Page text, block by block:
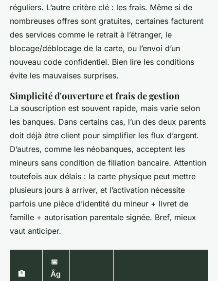
réguliers. L’autre critère clé : les frais. Même si de
nombreuses offres sont gratuites, certaines facturent
des services comme le retrait à l’étranger, le
blocage/déblocage de la carte, ou l’envoi d’un
nouveau code confidentiel. Bien lire les conditions
évite les mauvaises surprises.
Simplicité d'ouverture et frais de gestion
La souscription est souvent rapide, mais varie selon
les banques. Dans certains cas, l’un des deux parents
doit déjà être client pour simplifier les flux d’argent.
D’autres, comme les néobanques, acceptent les
mineurs sans condition de filiation bancaire. Attention
toutefois aux délais : la carte physique peut mettre
plusieurs jours à arriver, et l’activation nécessite
parfois une pièce d’identité du mineur + livret de
famille + autorisation parentale signée. Bref, mieux
vaut anticiper.
🏦
📅
Âg